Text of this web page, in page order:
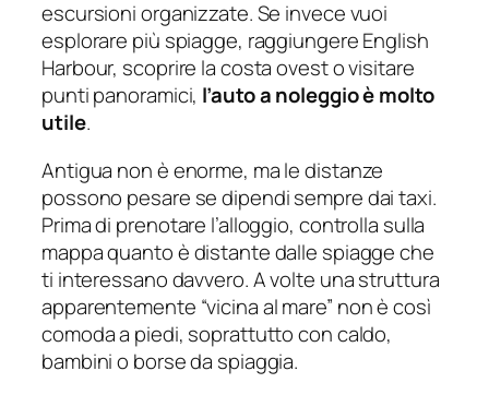
escursioni organizzate. Se invece vuoi
esplorare più spiagge, raggiungere English
Harbour, scoprire la costa ovest o visitare
punti panoramici, l’auto a noleggio è molto
utile.
Antigua non è enorme, ma le distanze
possono pesare se dipendi sempre dai taxi.
Prima di prenotare l’alloggio, controlla sulla
mappa quanto è distante dalle spiagge che
ti interessano davvero. A volte una struttura
apparentemente “vicina al mare” non è così
comoda a piedi, soprattutto con caldo,
bambini o borse da spiaggia.